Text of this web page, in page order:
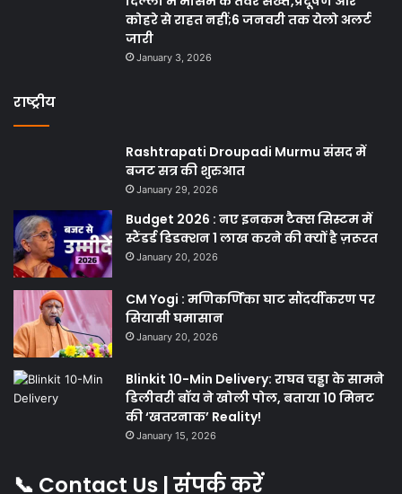
कोहरे से राहत नहीं;6 जनवरी तक येलो अलर्ट
जारी
January 3, 2026
राष्ट्रीय
Rashtrapati Droupadi Murmu संसद में
बजट सत्र की शुरुआत
January 29, 2026
Budget 2026 : नए इनकम टैक्स सिस्टम में
स्टैंडर्ड डिडक्शन 1 लाख करने की क्यों है ज़रूरत
January 20, 2026
CM Yogi : मणिकर्णिका घाट सौंदर्यीकरण पर
सियासी घमासान
January 20, 2026
Blinkit 10-Min Delivery: राघव चड्ढा के सामने
डिलीवरी बॉय ने खोली पोल, बताया 10 मिनट
की ‘खतरनाक’ Reality!
January 15, 2026
📞 Contact Us | संपर्क करें